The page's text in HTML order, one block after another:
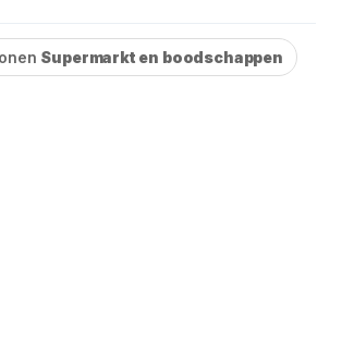
Supermarkt en boodschappen